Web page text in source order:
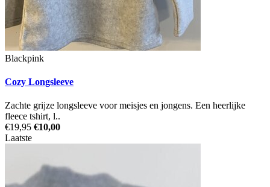
Blackpink
Cozy Longsleeve
Zachte grijze longsleeve voor meisjes en jongens. Een heerlijke
fleece tshirt, l..
€19,95 €10,00
Laatste